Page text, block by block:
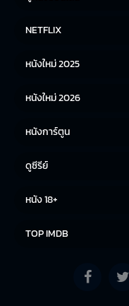
หนังญี่ปุ่น
NETFLIX
หนังใหม่ 2025
หนังใหม่ 2026
หนังการ์ตูน
ดูซีรีย์
หนัง 18+
TOP IMDB